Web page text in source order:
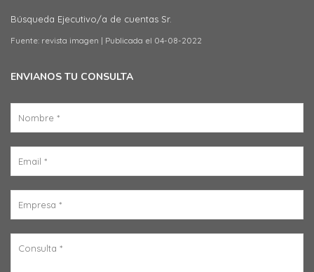
Búsqueda Ejecutivo/a de cuentas Sr.
Fuente: revista imagen Publicada el 04-08-2022
ENVIANOS TU CONSULTA